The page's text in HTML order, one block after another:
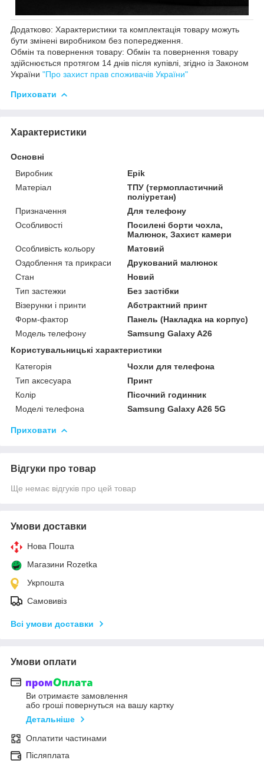
Додатково: Характеристики та комплектація товару можуть
бути змінені виробником без попередження.
Обмін та повернення товару: Обмін та повернення товару
здійснюється протягом 14 днів після купівлі, згідно із Законом
України "Про захист прав споживачів України"
Приховати
Характеристики
Основні
Виробник
Epik
Матеріал
ТПУ (термопластичний
поліуретан)
Призначення
Для телефону
Особливості
Посилені борти чохла,
Малюнок, Захист камери
Особливість кольору
Матовий
Оздоблення та прикраси
Друкований малюнок
Стан
Новий
Тип застежки
Без застібки
Візерунки і принти
Абстрактний принт
Форм-фактор
Панель (Накладка на корпус)
Модель телефону
Samsung Galaxy A26
Користувальницькі характеристики
Категорія
Чохли для телефона
Тип аксесуара
Принт
Колір
Пісочний годинник
Моделі телефона
Samsung Galaxy A26 5G
Приховати
Відгуки про товар
Ще немає відгуків про цей товар
Умови доставки
Нова Пошта
Магазини Rozetka
Укрпошта
Самовивіз
Всі умови доставки
Умови оплати
Ви отримаєте замовлення
або гроші повернуться на вашу картку
Детальніше
Оплатити частинами
Післяплата